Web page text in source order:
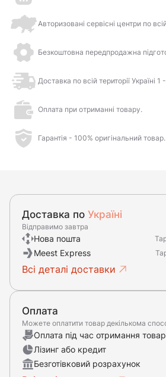
Авторизовані сервісні центри по
Безкоштовна передпродажна
Доставка по всій території Україні 1
Оплата при отриманні товару.
Гарантія - 100% оригінальний товар.
Доставка по Україні
Відправимо завтра
Нова пошта
Meest Express
Всі деталі доставки
Оплата
Можете оплатити товар декількома
Оплата під час отримання
Лізинг або кредит
Безготівковий розрахунок